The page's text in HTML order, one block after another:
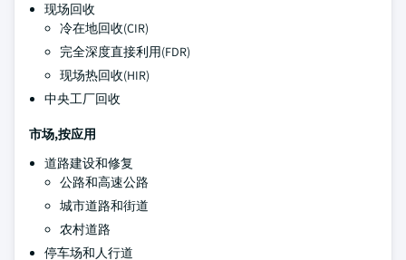
现场回收
冷在地回收(CIR)
完全深度直接利用(FDR)
现场热回收(HIR)
中央工厂回收
市场,按应用
道路建设和修复
公路和高速公路
城市道路和街道
农村道路
停车场和人行道